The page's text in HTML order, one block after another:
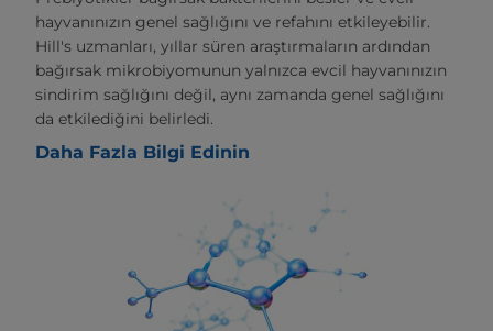
hayvanınızın genel sağlığını ve refahını etkileyebilir.
Hill's uzmanları, yıllar süren araştırmaların ardından
bağırsak mikrobiyomunun yalnızca evcil hayvanınızın
sindirim sağlığını değil, aynı zamanda genel sağlığını
da etkilediğini belirledi.
Daha Fazla Bilgi Edinin